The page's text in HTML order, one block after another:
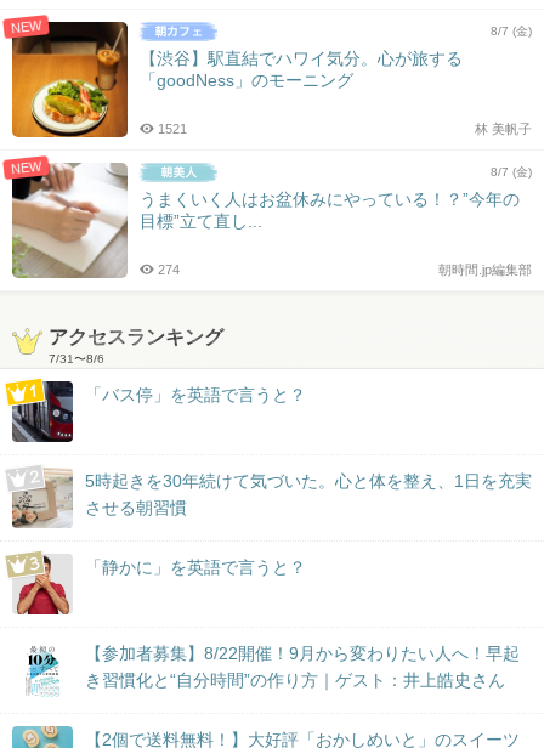
NEW 8/7 (金)
【渋谷】駅直結でハワイ気分。心が旅する
「goodNess」のモーニング
林 美帆子
1521
NEW 8/7 (金)
うまくいく人はお盆休みにやっている！？”今年の
目標”立て直し...
朝時間.jp編集部
274
アクセスランキング
7/31〜8/6
「バス停」を英語で言うと？
5時起きを30年続けて気づいた。心と体を整え、1日を充実
させる朝習慣
「静かに」を英語で言うと？
【参加者募集】8/22開催！9月から変わりたい人へ！早起
き習慣化と“自分時間”の作り方｜ゲスト：井上皓史さん
【2個で送料無料！】大好評「おかしめいと」のスイーツ